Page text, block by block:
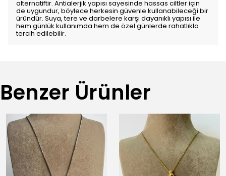
alternatiftir. Antialerjik yapısı sayesinde hassas ciltler için
de uygundur, böylece herkesin güvenle kullanabileceği bir
üründür. Suya, tere ve darbelere karşı dayanıklı yapısı ile
hem günlük kullanımda hem de özel günlerde rahatlıkla
tercih edilebilir.
Benzer Ürünler